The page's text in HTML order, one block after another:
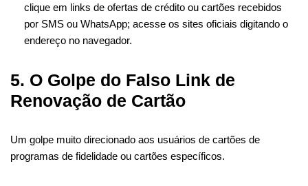
clique em links de ofertas de crédito ou cartões recebidos
por SMS ou WhatsApp; acesse os sites oficiais digitando o
endereço no navegador.
5. O Golpe do Falso Link de
Renovação de Cartão
Um golpe muito direcionado aos usuários de cartões de
programas de fidelidade ou cartões específicos.